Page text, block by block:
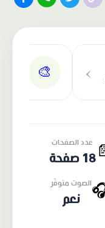
›
🎨
عدد الصفحات
18 صفحة
الصوت متوفّر
نعم